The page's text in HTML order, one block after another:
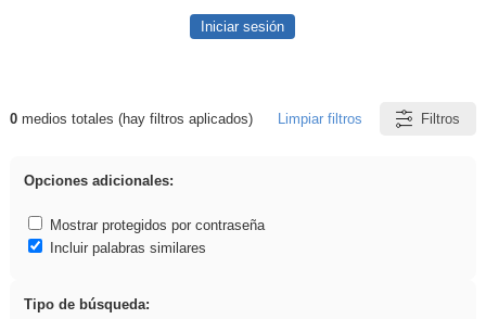
Iniciar sesión
Resultados de: EvAU
0medios totales (hay filtros aplicados) Limpiar filtros Filtros
Opciones adicionales:
Mostrar protegidos por contraseña
Incluir palabras similares
Tipo de búsqueda: